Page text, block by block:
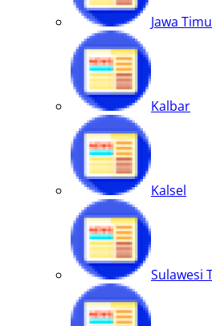
Jawa
Kalbar
Kalsel
Sulawesi